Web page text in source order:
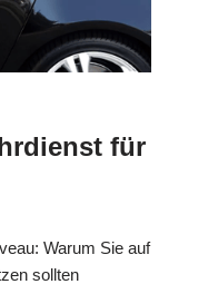
für
Warum Sie auf
sollten